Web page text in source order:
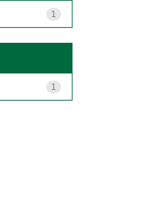
1
1